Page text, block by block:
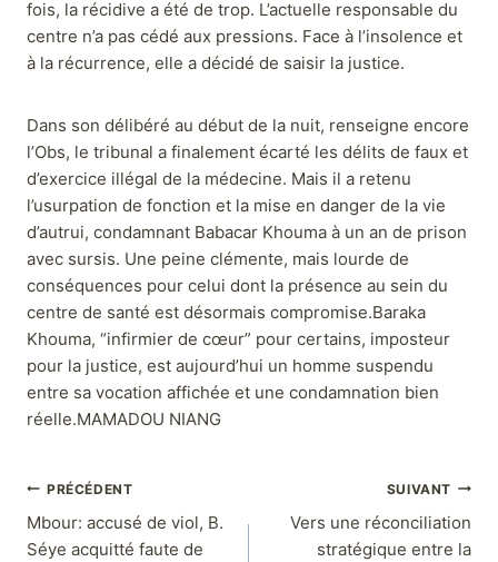
fois, la récidive a été de trop. L’actuelle responsable du
centre n’a pas cédé aux pressions. Face à l’insolence et
à la récurrence, elle a décidé de saisir la justice.
Dans son délibéré au début de la nuit, renseigne encore
l’Obs, le tribunal a finalement écarté les délits de faux et
d’exercice illégal de la médecine. Mais il a retenu
l’usurpation de fonction et la mise en danger de la vie
d’autrui, condamnant Babacar Khouma à un an de prison
avec sursis. Une peine clémente, mais lourde de
conséquences pour celui dont la présence au sein du
centre de santé est désormais compromise.Baraka
Khouma, “infirmier de cœur” pour certains, imposteur
pour la justice, est aujourd’hui un homme suspendu
entre sa vocation affichée et une condamnation bien
réelle.MAMADOU NIANG
PRÉCÉDENT
Mbour: accusé de viol, B.
Séye acquitté faute de
SUIVANT
Vers une réconciliation
stratégique entre la